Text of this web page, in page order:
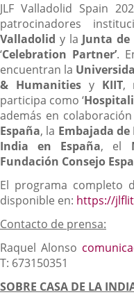
JLF Valladolid Spain
patrocinadores
Valladolid y laJunta
‘Celebration Partner’.
encuentran la
& Humanitiesy KIIT,
participa como ‘
además en
España, la Embajada
India en España, el
Fundación Consejo
El programa completo
disponible en: https://
Contacto de prensa:
Raquel Alonso
T: 673150351
SOBRE CASA DE LA